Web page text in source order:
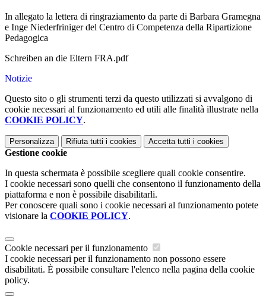
In allegato la lettera di ringraziamento da parte di Barbara Gramegna
e Inge Niederfriniger del Centro di Competenza della Ripartizione
Pedagogica
Schreiben an die Eltern FRA.pdf
Notizie
Questo sito o gli strumenti terzi da questo utilizzati si avvalgono di
cookie necessari al funzionamento ed utili alle finalità illustrate nella
COOKIE POLICY.
Personalizza Rifiuta tutti i cookies Accetta tutti i cookies
Gestione cookie
In questa schermata è possibile scegliere quali cookie consentire.
I cookie necessari sono quelli che consentono il funzionamento della
piattaforma e non è possibile disabilitarli.
Per conoscere quali sono i cookie necessari al funzionamento potete
visionare la COOKIE POLICY.
Cookie necessari per il funzionamento
I cookie necessari per il funzionamento non possono essere
disabilitati. È possibile consultare l'elenco nella pagina della cookie
policy.